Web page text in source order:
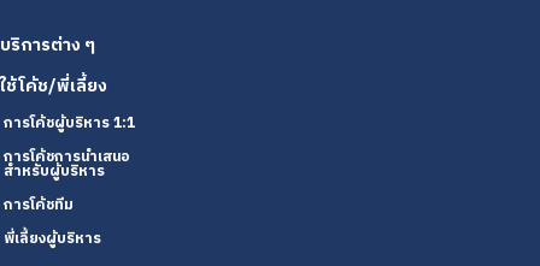
บริการต่าง ๆ
ใช้โค้ช/พี่เลี้ยง
การโค้ชผู้บริหาร 1:1
การโค้ชการนำเสนอ
สำหรับผู้บริหาร
การโค้ชทีม
พี่เลี้ยงผู้บริหาร